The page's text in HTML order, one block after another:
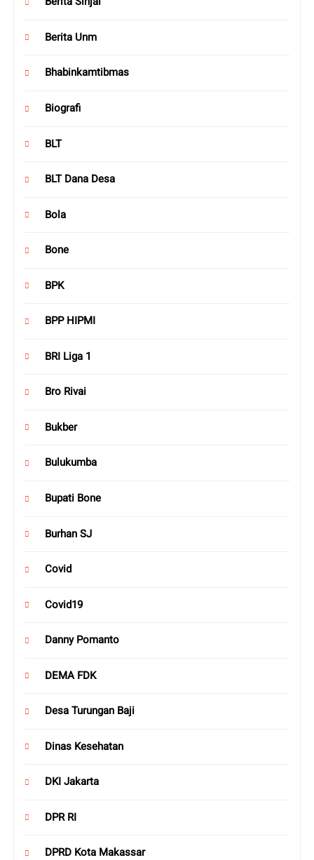
Berita Unm
Bhabinkamtibmas
Biografi
BLT
BLT Dana Desa
Bola
Bone
BPK
BPP HIPMI
BRI Liga 1
Bro Rivai
Bukber
Bulukumba
Bupati Bone
Burhan SJ
Covid
Covid19
Danny Pomanto
DEMA FDK
Desa Turungan Baji
Dinas Kesehatan
DKI Jakarta
DPR RI
DPRD Kota Makassar